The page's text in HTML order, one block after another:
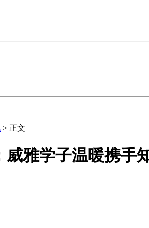
> 正文
威雅学子温暖携手